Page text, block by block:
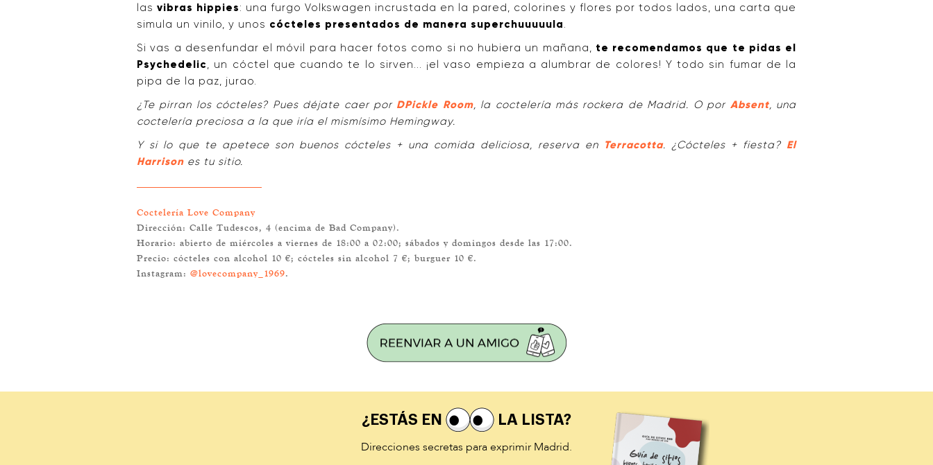
lasvibras hippies: una furgo Volkswagen incrustada en la pared, colorines y flores por todos lados, una carta que
simula un vinilo, y unos cócteles presentados de manera superchuuuuula.
Si vas a desenfundar el móvil para hacer fotos como si no hubiera un mañana, te recomendamos que te pidas el
Psychedelic, un cóctel que cuando te lo sirven... ¡el vaso empieza a alumbrar de colores! Y todo sin fumar de la
pipa de la paz, jurao.
¿Te pirran los cócteles? Pues déjate caer por DPickle Room, la coctelería más rockera de Madrid. O por Absent, una
coctelería preciosa a la que iría el mismísimo Hemingway.
Y si lo que te apetece son buenos cócteles + una comida deliciosa, reserva en Terracotta. ¿Cócteles + fiesta? El
Harrison es tu sitio.
Coctelería Love Company
Dirección: Calle Tudescos, 4 (encima de Bad Company).
Horario: abierto de miércoles a viernes de 18:00 a 02:00; sábados y domingos desde las 17:00.
Precio: cócteles con alcohol 10 €; cócteles sin alcohol 7 €; burguer 10 €.
Instagram: @lovecompany_1969.
¿ESTÁS EN
LA LISTA?
Direcciones secretas para exprimir Madrid.